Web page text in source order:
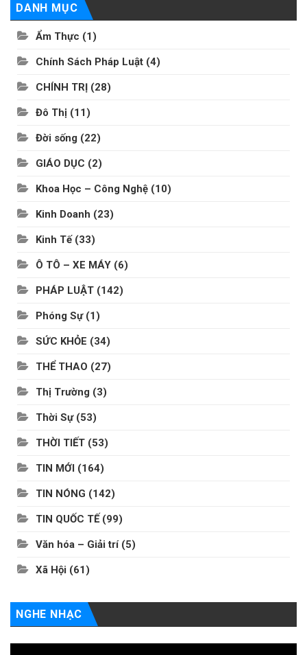
DANH MỤC
Ẩm Thực (1)
Chính Sách Pháp Luật (4)
CHÍNH TRỊ (28)
Đô Thị (11)
Đời sống (22)
GIÁO DỤC (2)
Khoa Học – Công Nghệ (10)
Kinh Doanh (23)
Kinh Tế(33)
Ô TÔ – XE MÁY (6)
PHÁP LUẬT (142)
Phóng Sự(1)
SỨC KHỎE (34)
THỂ THAO (27)
Thị Trường (3)
Thời Sự(53)
THỜI TIẾT (53)
TIN MỚI (164)
TIN NÓNG (142)
TIN QUỐC TẾ (99)
Văn hóa – Giải trí(5)
Xã Hội (61)
NGHE NHẠC